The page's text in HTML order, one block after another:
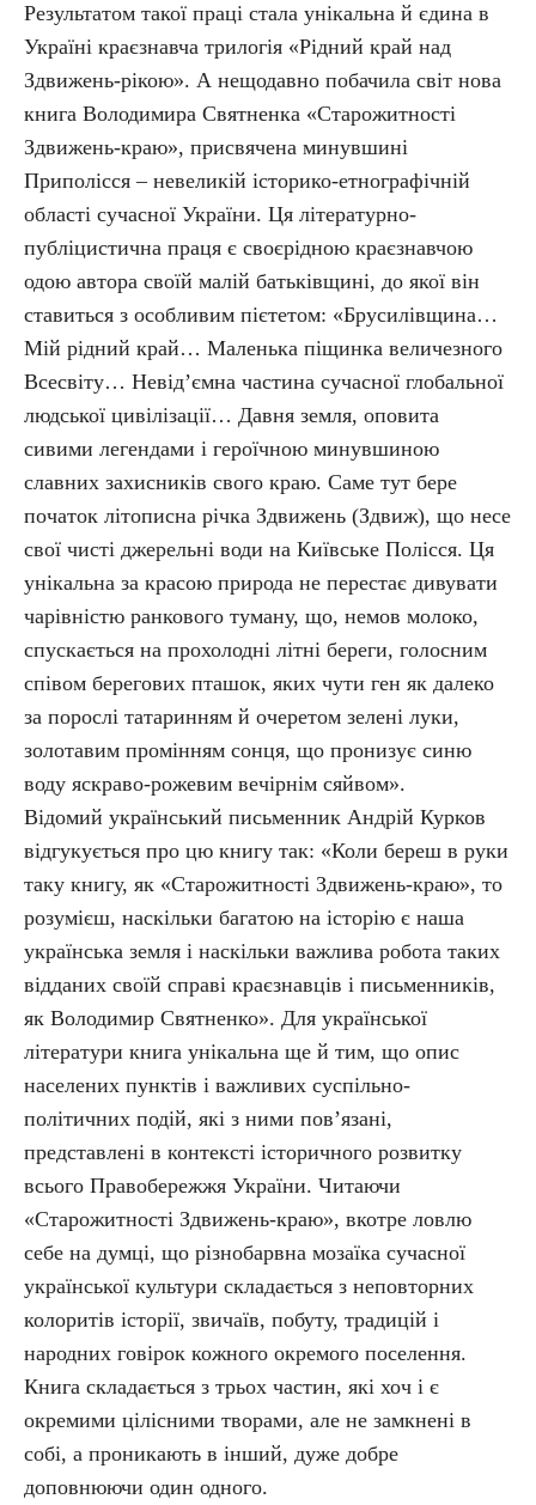
Результатом такої праці стала унікальна й єдина в
Україні краєзнавча трилогія «Рідний край над
Здвижень-рікою». А нещодавно побачила світ нова
книга Володимира Святненка «Старожитності
Здвижень-краю», присвячена минувшині
Приполісся – невеликій історико-етнографічній
області сучасної України. Ця літературно-
публіцистична праця є своєрідною краєзнавчою
одою автора своїй малій батьківщині, до якої він
ставиться з особливим пієтетом: «Брусилівщина…
Мій рідний край… Маленька піщинка величезного
Всесвіту… Невід’ємна частина сучасної глобальної
людської цивілізації… Давня земля, оповита
сивими легендами і героїчною минувшиною
славних захисників свого краю. Саме тут бере
початок літописна річка Здвижень (Здвиж), що несе
свої чисті джерельні води на Київське Полісся. Ця
унікальна за красою природа не перестає дивувати
чарівністю ранкового туману, що, немов молоко,
спускається на прохолодні літні береги, голосним
співом берегових пташок, яких чути ген як далеко
за порослі татаринням й очеретом зелені луки,
золотавим промінням сонця, що пронизує синю
воду яскраво-рожевим вечірнім сяйвом».
Відомий український письменник Андрій Курков
відгукується про цю книгу так: «Коли береш в руки
таку книгу, як «Старожитності Здвижень-краю», то
розумієш, наскільки багатою на історію є наша
українська земля і наскільки важлива робота таких
відданих своїй справі краєзнавців і письменників,
як Володимир Святненко». Для української
літератури книга унікальна ще й тим, що опис
населених пунктів і важливих суспільно-
політичних подій, які з ними пов’язані,
представлені в контексті історичного розвитку
всього Правобережжя України. Читаючи
«Старожитності Здвижень-краю», вкотре ловлю
себе на думці, що різнобарвна мозаїка сучасної
української культури складається з неповторних
колоритів історії, звичаїв, побуту, традицій і
народних говірок кожного окремого поселення.
Книга складається з трьох частин, які хоч і є
окремими цілісними творами, але не замкнені в
собі, а проникають в інший, дуже добре
доповнюючи один одного.